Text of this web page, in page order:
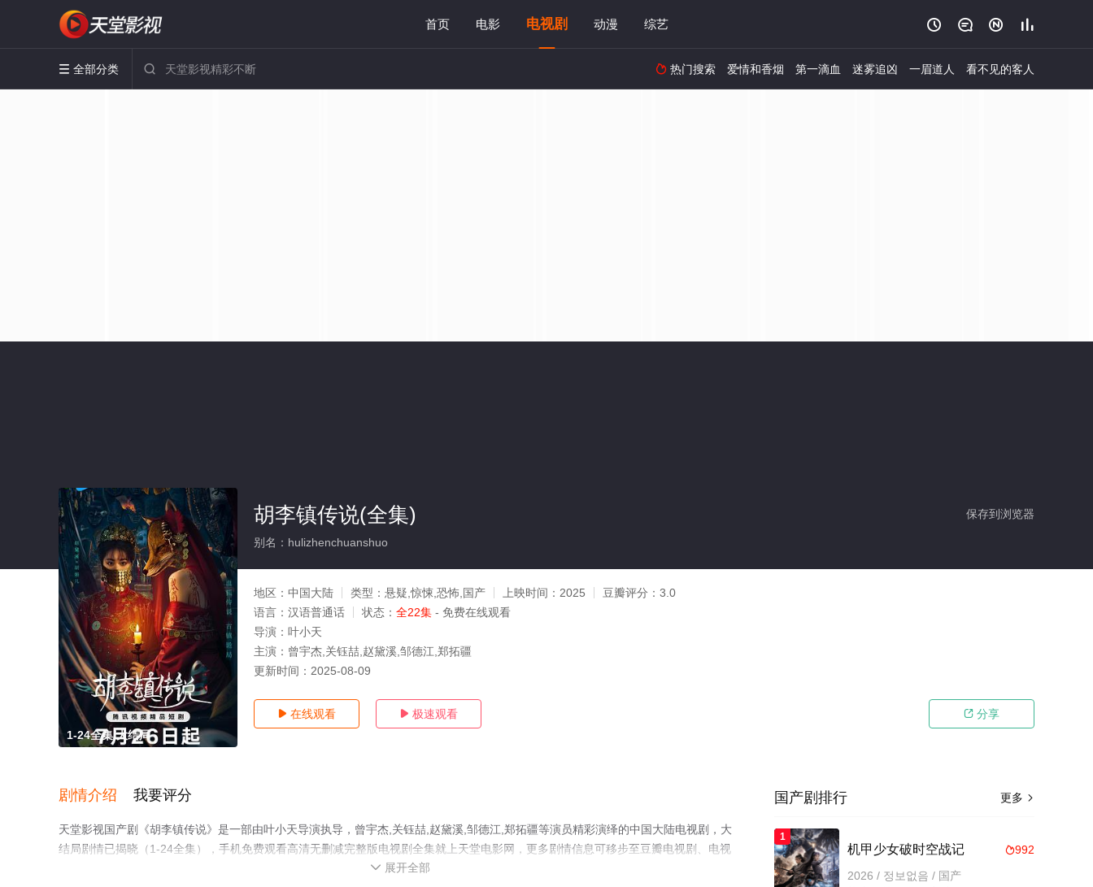
首页 电影 电视剧 动漫 综艺    
 全部分类   热门搜索 爱情和香烟 第一滴血 迷雾追凶 一眉道人 看不见的客人
1-24全集/大结局
保存到浏览器
胡李镇传说(全集)
别名：hulizhenchuanshuo
地区： 中国大陆 类型： 悬疑,惊悚,恐怖,国产 上映时间： 2025 豆瓣评分： 3.0
语言： 汉语普通话 状态： 全22集 - 免费在线观看
导演： 叶小天
主演： 曾宇杰,关钰喆,赵黛溪,邹德江,郑拓疆
更新时间： 2025-08-09
 在线观看  极速观看  分享
剧情介绍 我要评分
天堂影视国产剧《胡李镇传说》是一部由叶小天导演执导，曾宇杰,关钰喆,赵黛溪,邹德江,郑拓疆等演员精彩演绎的中国大陆电视剧，大
结局剧情已揭晓（1-24全集），手机免费观看高清无删减完整版电视剧全集就上天堂电影网，更多剧情信息可移步至豆瓣电视剧、电视
 展开全部
更多 
国产剧排行
1
992
机甲少女破时空战记
2026 / 정보없음 / 国产